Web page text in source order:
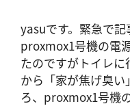
yasuです。緊急で記
proxmox1号機の電
たのですがトイレ
から「家が焦げ臭
ろ、proxmox1号機